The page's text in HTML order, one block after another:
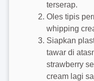
terserap.
Oles tipis
whipping
Siapkan
tawar di
strawberry
cream lagi